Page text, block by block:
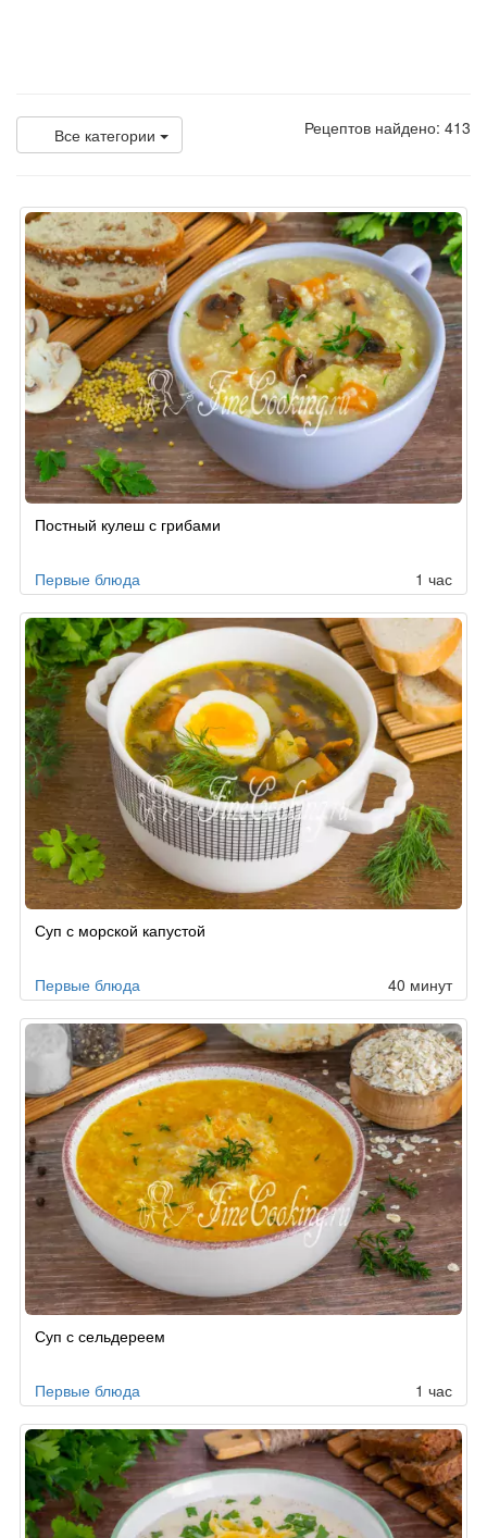
Все категории Рецептов найдено: 413
Постный кулеш с грибами
Первые блюда 1 час
Суп с морской капустой
Первые блюда 40 минут
Суп с сельдереем
Первые блюда 1 час